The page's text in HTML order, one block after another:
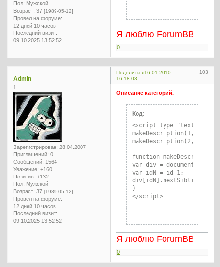
Пол: Мужской
Возраст: 37 [1989-05-12]
Провел на форуме:
12 дней 10 часов
Последний визит:
09.10.2025 13:52:52
Я люблю ForumBB
0
Поделиться 103
16.01.2010
16:18:03
Admin
↑
Зарегистрирован: 28.04.2007
Приглашений: 0
Сообщений: 1564
Уважение: +160
Позитив: +132
Пол: Мужской
Возраст: 37 [1989-05-12]
Провел на форуме:
12 дней 10 часов
Последний визит:
09.10.2025 13:52:52
Описание категорий.
Код:
<script type="text/
makeDescription(1,
makeDescription(2,
function
var div =
var idN = id-1;
}
</script>
Я люблю ForumBB
0